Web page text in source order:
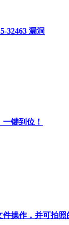
32463 漏洞
键到位！
操作，并可拍照